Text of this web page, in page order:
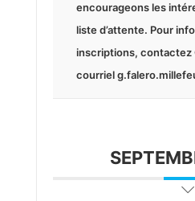
encourageons les
liste d’attente. Pour
inscriptions, contactez
courriel